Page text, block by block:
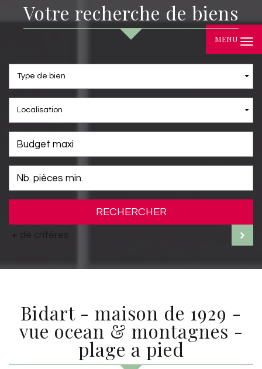
MENU
votre recherche de biens
Type de bien
Localisation
RECHERCHER
+ de critéres
bidart - maison de 1929 -
vue ocean & montagnes -
plage a pied